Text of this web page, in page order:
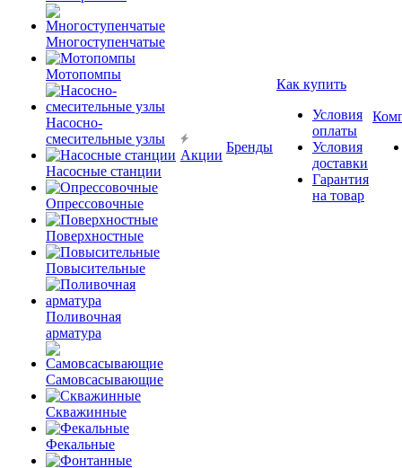
Многоступенчатые
Мотопомпы
Насосно-
смесительные узлы
Насосные станции
Опрессовочные
Поверхностные
Повысительные
Поливочная
арматура
Самовсасывающие
Скважинные
Фекальные
Акции
Бренды
Как купить
Условия
оплаты
Условия
доставки
Гарантия
на товар